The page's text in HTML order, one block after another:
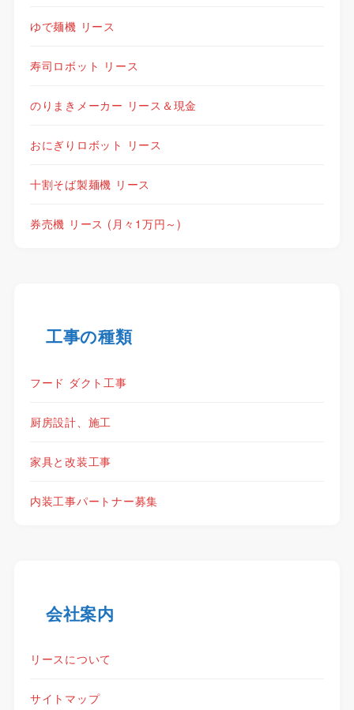
ゆで麺機 リース
寿司ロボット リース
のりまきメーカー リース＆現金
おにぎりロボット リース
十割そば製麺機 リース
券売機 リース (月々1万円～)
工事の種類
フード ダクト工事
厨房設計、施工
家具と改装工事
内装工事パートナー募集
会社案内
リースについて
サイトマップ